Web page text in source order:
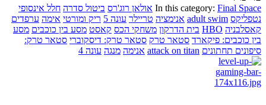
In this category: Final Space אולאן רוג'רס ביטול סדרה חלל אינסופי
נטפליקס adult swim אנימציה טריילר עונה 5 ריק ומורטי אימה ערפדים
קאסלבניה HBO בית הדרקון משחקי הכס קאסט מסע בין כוכבים מסע
בין כוכבים: פיקארד סטאר טרק סטאר טרק: דיסקוברי סטאר טרק:
סיפונים תחתונים attack on titan אנימה מנגה עונה 4